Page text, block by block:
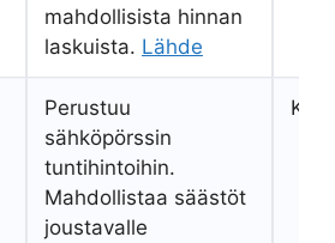
mahdollisista hinnan
laskuista. Lähde
Perustuu
sähköpörssin
tuntihintoihin.
Mahdollistaa säästöt
joustavalle